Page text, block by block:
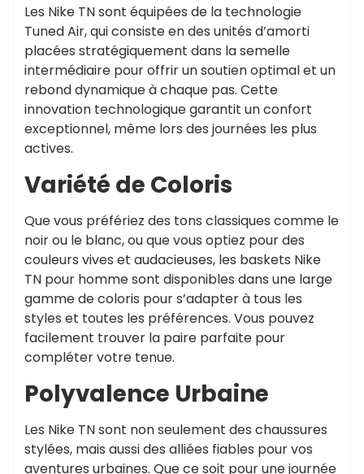
Les Nike TN sont équipées de la technologie
Tuned Air, qui consiste en des unités d’amorti
placées stratégiquement dans la semelle
intermédiaire pour offrir un soutien optimal et un
rebond dynamique à chaque pas. Cette
innovation technologique garantit un confort
exceptionnel, même lors des journées les plus
actives.
Variété de Coloris
Que vous préfériez des tons classiques comme le
noir ou le blanc, ou que vous optiez pour des
couleurs vives et audacieuses, les baskets Nike
TN pour homme sont disponibles dans une large
gamme de coloris pour s’adapter à tous les
styles et toutes les préférences. Vous pouvez
facilement trouver la paire parfaite pour
compléter votre tenue.
Polyvalence Urbaine
Les Nike TN sont non seulement des chaussures
stylées, mais aussi des alliées fiables pour vos
aventures urbaines. Que ce soit pour une journée